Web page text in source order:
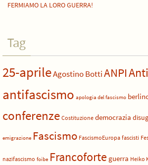
FERMIAMO LA LORO GUERRA!
Tag
25-aprileAgostino BottiANPI
antifascismo apologia del fascismo
conferenze Costituzione democrazia
emigrazione Fascismo FascismoEuropa fascisti
nazifascismo foibe Francoforte guerra Heiko